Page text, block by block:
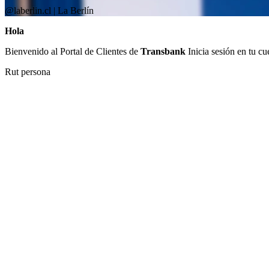
@laberlin.cl | La Berlín
Hola
Bienvenido al Portal de Clientes de Transbank Inicia sesión en tu
Rut persona